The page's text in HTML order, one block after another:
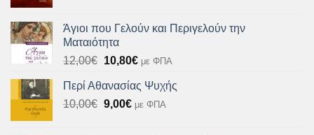
10,90€.είναι:
Άγιοι που Γελούν και Περιγελούν την
Ματαιότητα
12,00€ Original
was:
12,00€.
10,80€Η
τιμή
είναι:
με ΦΠΑ
Περί Αθανασίας Ψυχής
10,00€ Original
9,00€Ημε ΦΠΑ